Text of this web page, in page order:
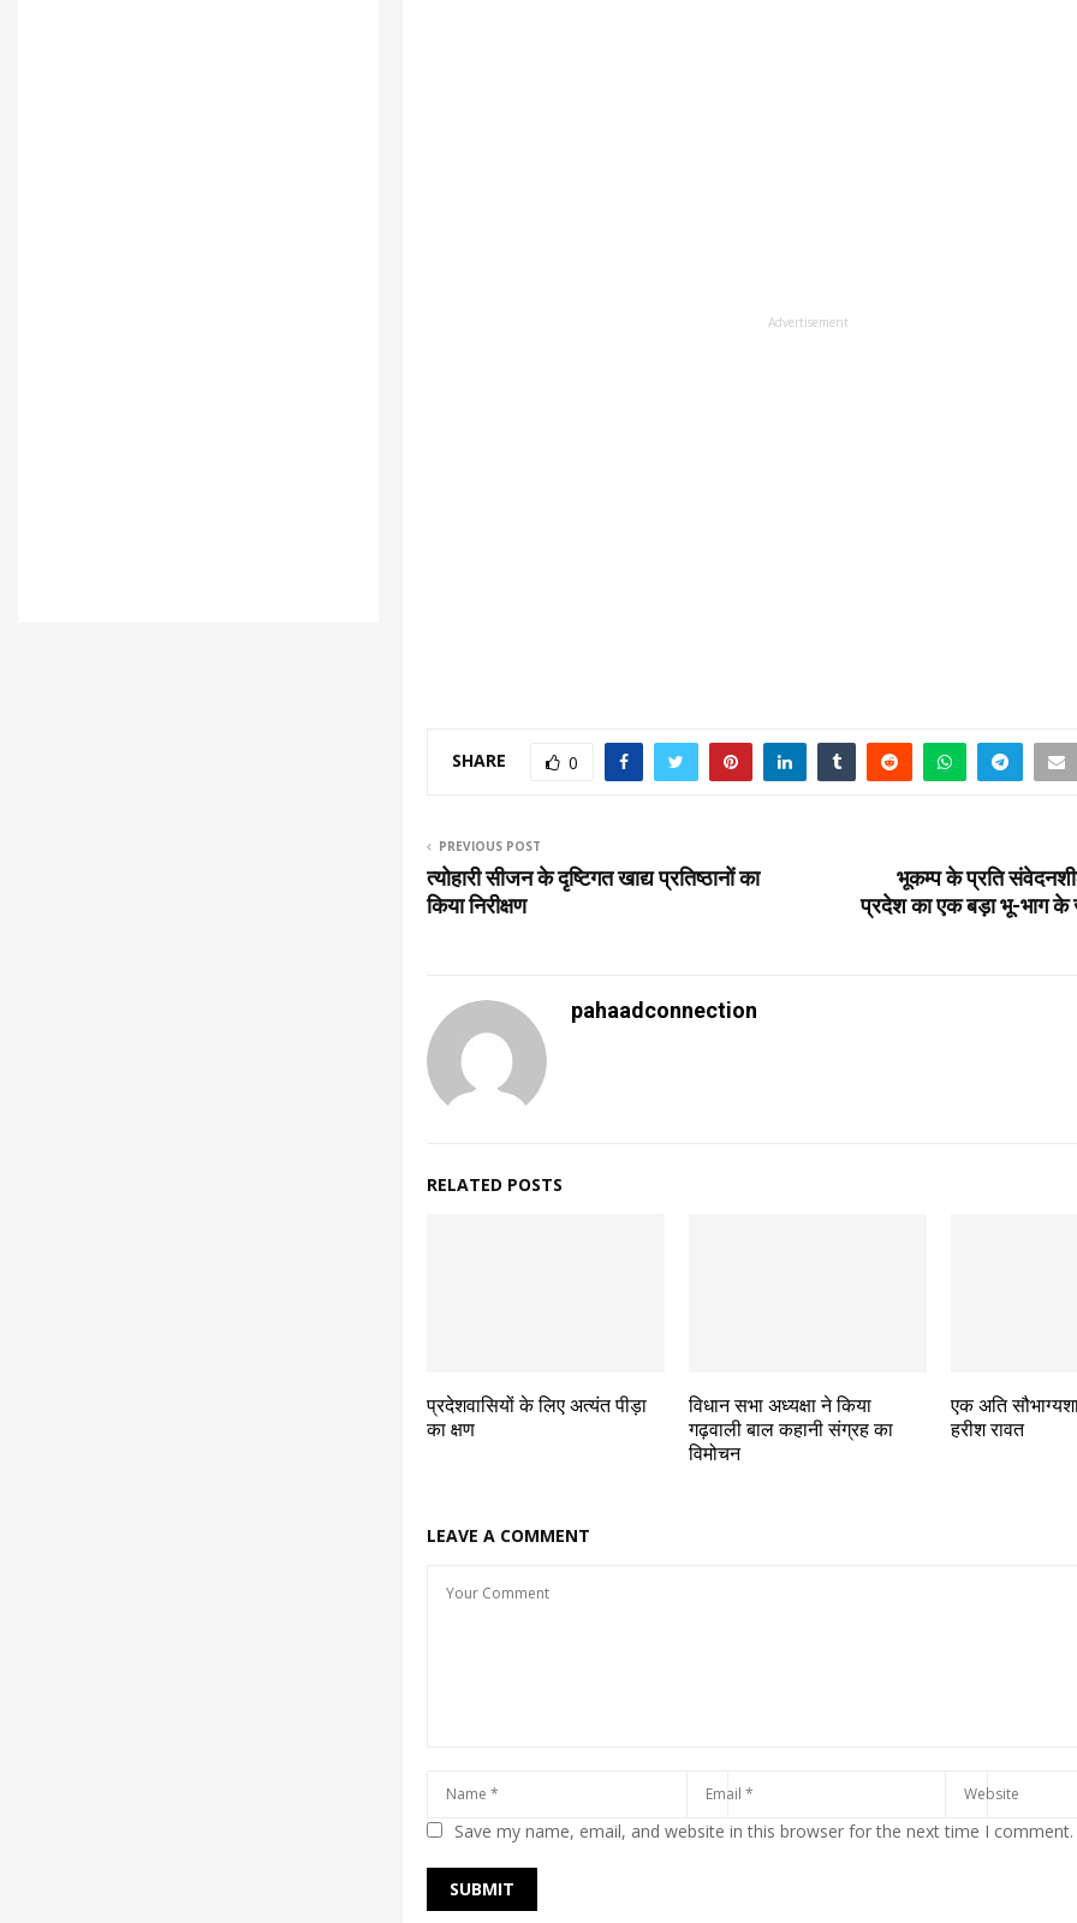
Advertisement
SHARE 0
PREVIOUS POST
त्योहारी सीजन के दृष्टिगत खाद्य प्रतिष्ठानों का
किया निरीक्षण
भूकम्प के प्रति
प्रदेश का एक बड़ा भू-भाग के
pahaadconnection
RELATED POSTS
प्रदेशवासियों के लिए अत्यंत पीड़ा
का क्षण
विधान सभा अध्यक्षा ने किया
गढ़वाली बाल कहानी संग्रह का
विमोचन
एक अति
हरीश रावत
LEAVE A COMMENT
Save my name, email, and website in this browser for the next time I comment.